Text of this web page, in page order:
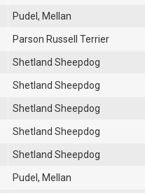
Pudel, Mellan
Parson Russell Terrier
Shetland Sheepdog
Shetland Sheepdog
Shetland Sheepdog
Shetland Sheepdog
Shetland Sheepdog
Pudel, Mellan